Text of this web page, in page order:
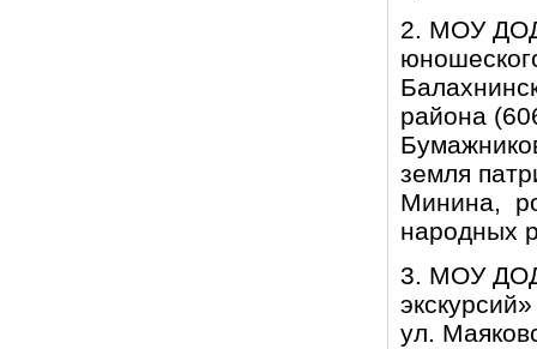
2. МОУ ДОД
района
земля
Минина,
народных
3. МОУ ДОД
ул.